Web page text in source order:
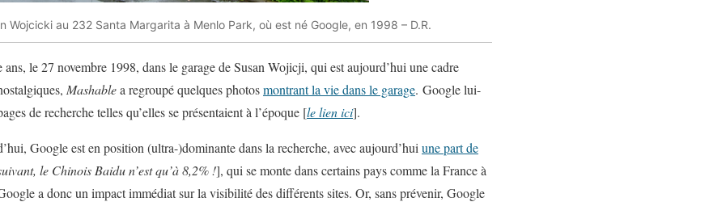
Wojcicki au 232 Santa Margarita à Menlo Park, où est né Google, en 1998 – D.R.
le 27 novembre 1998, dans le garage de Susan Wojicji, qui est aujourd’hui une cadre
Mashablea regroupé quelques photosmontrant la vie dans le garage. Google lui-
de recherche telles qu’elles se présentaient à l’époque [le lien ici].
Google est en position (ultra-)dominante dans la recherche, avec aujourd’hui une part de
le Chinois Baidu n’est qu’à 8,2% !], qui se monte dans certains pays comme la France à
a donc un impact immédiat sur la visibilité des différents sites. Or, sans prévenir, Google